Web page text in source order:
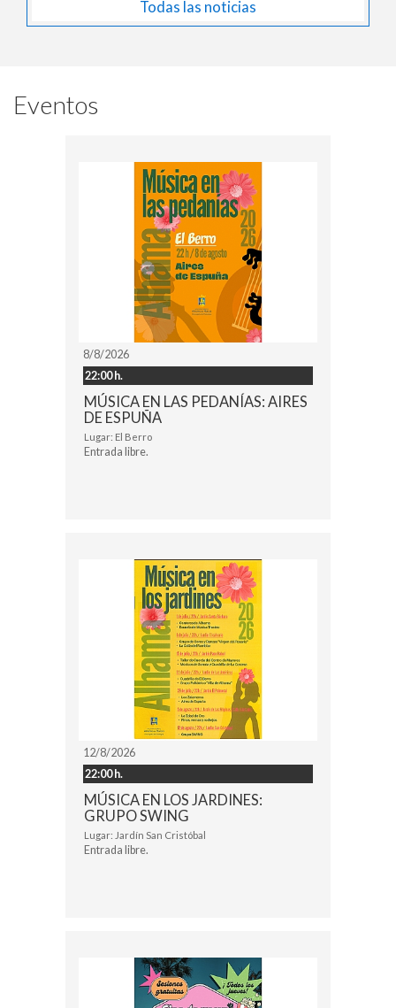
Todas las noticias
Eventos
8/8/2026
22:00 h.
MÚSICA EN LAS PEDANÍAS: AIRES
DE ESPUÑA
Lugar: El Berro
Entrada libre.
12/8/2026
22:00 h.
MÚSICA EN LOS JARDINES:
GRUPO SWING
Lugar: Jardín San Cristóbal
Entrada libre.